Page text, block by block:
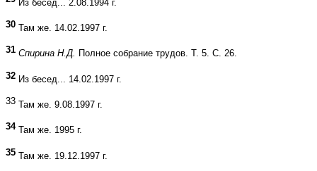
Из бесед... 2.08.1994 г.
30 Там же. 14.02.1997 г.
31 Спирина Н.Д. Полное собрание трудов. Т. 5. С. 26.
32 Из бесед... 14.02.1997 г.
33 Там же. 9.08.1997 г.
34Там же. 1995 г.
35 Там же. 19.12.1997 г.